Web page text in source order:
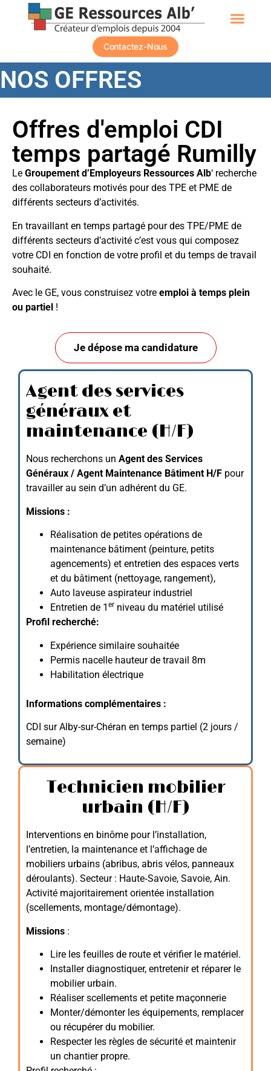
Contactez-Nous
NOS OFFRES
Offres d'emploi CDI
temps partagé Rumilly
Le Groupement d’Employeurs Ressources Alb‘ recherche
des collaborateurs motivés pour des TPE et PME de
différents secteurs d’activités.
En travaillant en temps partagé pour des TPE/PME de
différents secteurs d’activité c’est vous qui composez
votre CDI en fonction de votre profil et du temps de travail
souhaité.
Avec le GE, vous construisez votre emploi à temps plein
ou partiel !
Je dépose ma candidature
Agent des services
généraux et
maintenance (H/F)
Nous recherchons un Agent des Services
Généraux / Agent Maintenance Bâtiment H/F pour
travailler au sein d’un adhérent du GE.
Missions :
Réalisation de petites opérations de
maintenance bâtiment (peinture, petits
agencements) et entretien des espaces verts
et du bâtiment (nettoyage, rangement),
Auto laveuse aspirateur industriel
Entretien de 1 er niveau du matériel utilisé
Profil recherché:
Expérience similaire souhaitée
Permis nacelle hauteur de travail 8m
Habilitation électrique
Informations complémentaires :
CDI sur Alby-sur-Chéran en temps partiel (2 jours /
semaine)
Technicien mobilier
urbain (H/F)
Interventions en binôme pour l’installation,
l’entretien, la maintenance et l’affichage de
mobiliers urbains (abribus, abris vélos, panneaux
déroulants). Secteur : Haute‑Savoie, Savoie, Ain.
Activité majoritairement orientée installation
(scellements, montage/démontage).
Missions :
Lire les feuilles de route et vérifier le matériel.
Installer diagnostiquer, entretenir et réparer le
mobilier urbain.
Réaliser scellements et petite maçonnerie
Monter/démonter les équipements, remplacer
ou récupérer du mobilier.
Respecter les règles de sécurité et maintenir
un chantier propre.